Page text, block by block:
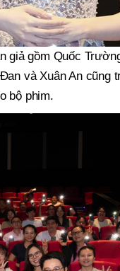
giả gồm Quốc
và Xuân An cũng
bộ phim.